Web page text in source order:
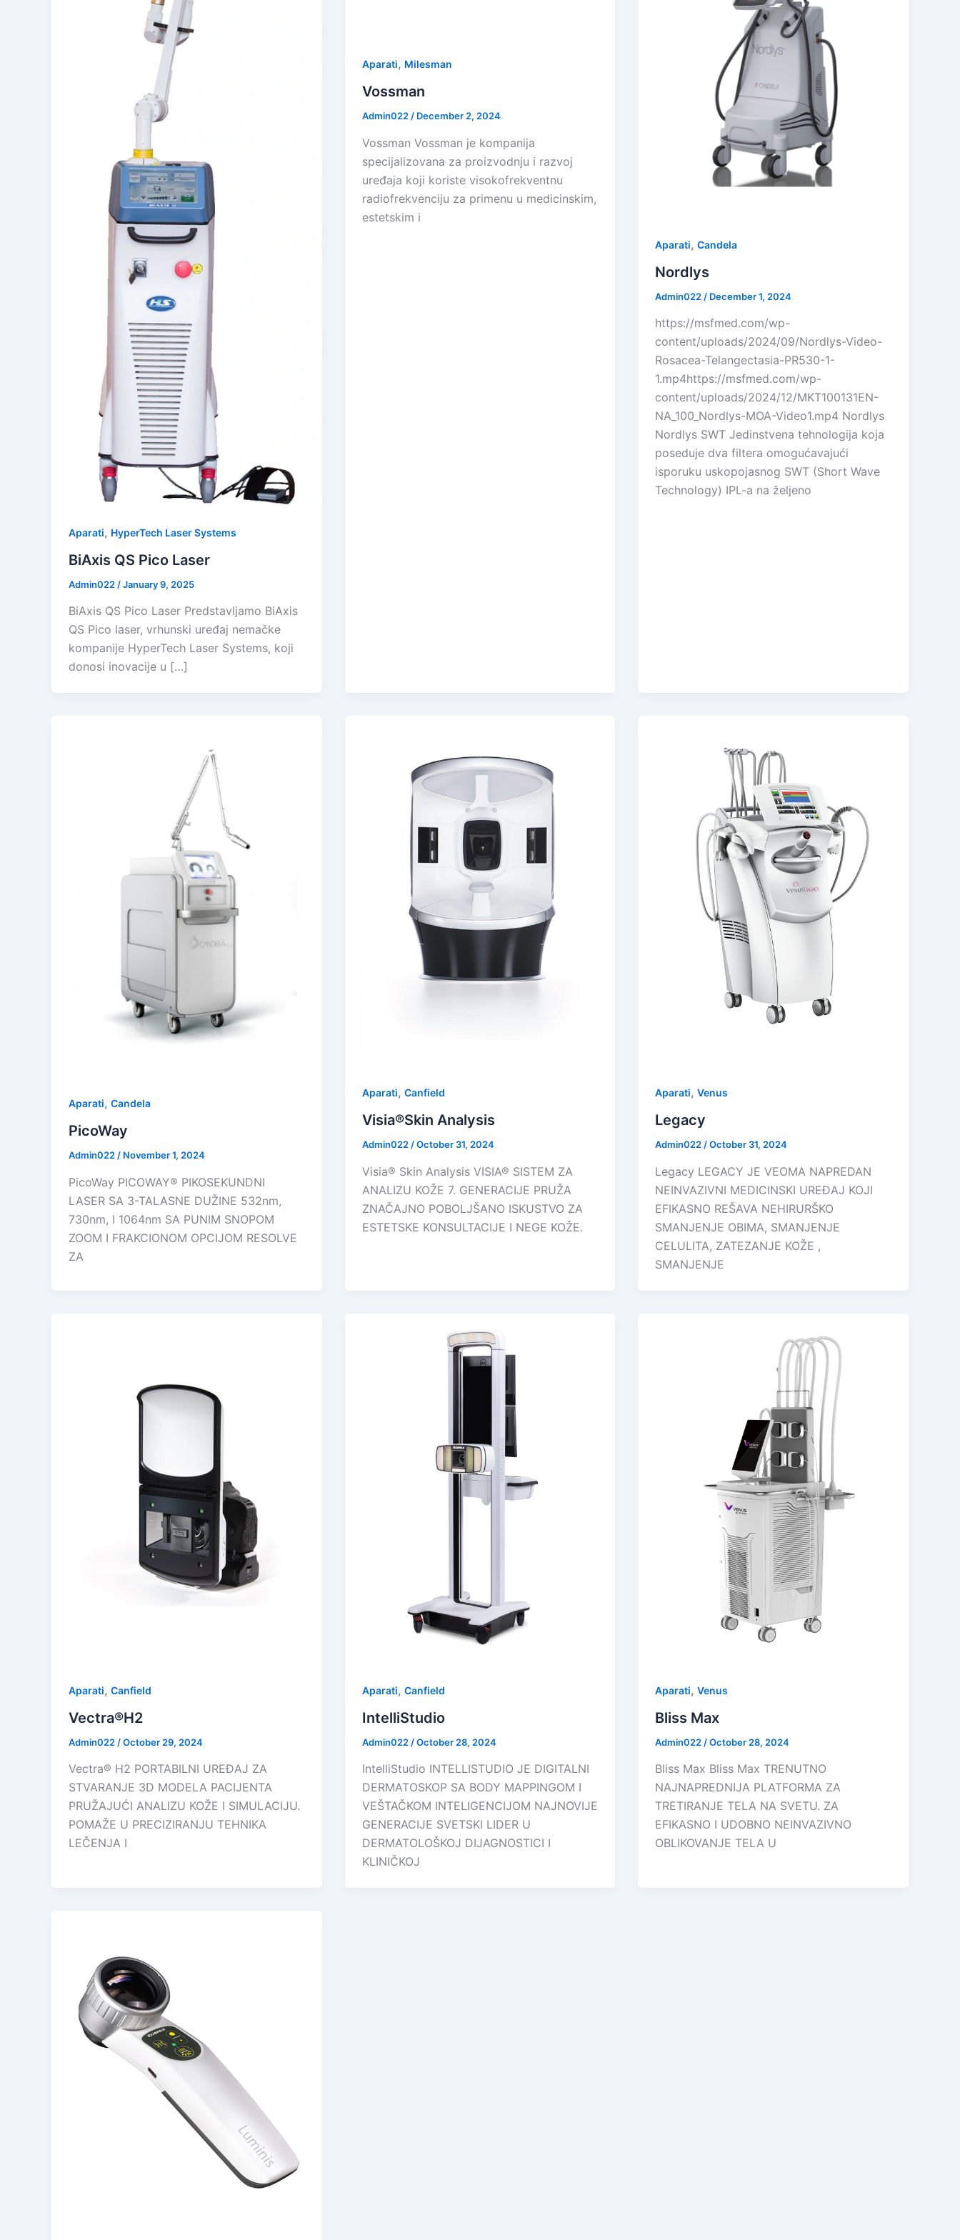
Aparati, HyperTech Laser Systems
BiAxis QS Pico Laser
Admin022 /January 9, 2025
BiAxis QS Pico Laser Predstavljamo BiAxis
QS Pico laser, vrhunski uređaj nemačke
kompanije HyperTech Laser Systems, koji
donosi inovacije u […]
Aparati, Milesman
Vossman
Admin022/ December 2, 2024
Vossman Vossman je kompanija
specijalizovana za proizvodnju i razvoj
uređaja koji koriste visokofrekventnu
radiofrekvenciju za primenu u medicinskim,
estetskim i
Aparati,Candela
Nordlys
Admin022 / December 1, 2024
https://msfmed.com/wp-
content/uploads/2024/09/Nordlys-Video-
Rosacea-Telangectasia-PR530-1-
1.mp4https://msfmed.com/wp-
content/uploads/2024/12/MKT100131EN-
NA_100_Nordlys-MOA-Video1.mp4 Nordlys
Nordlys SWT Jedinstvena tehnologija koja
poseduje dva filtera omogućavajući
isporuku uskopojasnog SWT (Short Wave
Technology) IPL-a na željeno
Aparati, Candela
PicoWay
Admin022 / November 1, 2024
PicoWay PICOWAY® PIKOSEKUNDNI
LASER SA 3-TALASNE DUŽINE 532nm,
730nm, I 1064nm SA PUNIM SNOPOM
ZOOM I FRAKCIONOM OPCIJOM RESOLVE
ZA
Aparati, Canfield
Visia®Skin Analysis
Admin022 /October 31, 2024
Visia® Skin Analysis VISIA® SISTEM ZA
ANALIZU KOŽE 7. GENERACIJE PRUŽA
ZNAČAJNO POBOLJŠANO ISKUSTVO ZA
ESTETSKE KONSULTACIJE I NEGE KOŽE.
Aparati,Venus
Legacy
Admin022 /October 31, 2024
Legacy LEGACY JE VEOMA NAPREDAN
NEINVAZIVNI MEDICINSKI UREĐAJ KOJI
EFIKASNO REŠAVA NEHIRURŠKO
SMANJENJE OBIMA, SMANJENJE
CELULITA, ZATEZANJE KOŽE ,
SMANJENJE
Aparati, Canfield
Vectra®H2
Admin022 /October 29, 2024
Vectra® H2 PORTABILNI UREĐAJ ZA
STVARANJE 3D MODELA PACIJENTA
PRUŽAJUĆI ANALIZU KOŽE I SIMULACIJU.
POMAŽE U PRECIZIRANJU TEHNIKA
LEČENJA I
Aparati, Canfield
IntelliStudio
Admin022 /October 28, 2024
IntelliStudio INTELLISTUDIO JE DIGITALNI
DERMATOSKOP SA BODY MAPPINGOM I
VEŠTAČKOM INTELIGENCIJOM NAJNOVIJE
GENERACIJE SVETSKI LIDER U
DERMATOLOŠKOJ DIJAGNOSTICI I
KLINIČKOJ
Aparati,Venus
Bliss Max
Admin022 /October 28, 2024
Bliss Max Bliss Max TRENUTNO
NAJNAPREDNIJA PLATFORMA ZA
TRETIRANJE TELA NA SVETU. ZA
EFIKASNO I UDOBNO NEINVAZIVNO
OBLIKOVANJE TELA U